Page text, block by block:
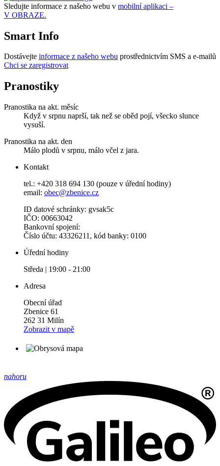
Sledujte informace z našeho webu v mobilní aplikaci –
V OBRAZE.
Smart Info
Dostávejte informace z našeho webu prostřednictvím SMS a e-mailů
Chci se zaregistrovat
Pranostiky
Pranostika na akt. měsíc
Když v srpnu naprší, tak než se oběd pojí, všecko slunce
vysuší.
Pranostika na akt. den
Málo plodů v srpnu, málo včel z jara.
Kontakt
tel.: +420 318 694 130 (pouze v úřední hodiny)
email: obec@zbenice.cz
ID datové schránky: gvsak5c
IČO: 00663042
Bankovní spojení:
Číslo účtu: 43326211, kód banky: 0100
Úřední hodiny
Středa | 19:00 - 21:00
Adresa
Obecní úřad
Zbenice 61
262 31 Milín
Zobrazit v mapě
nahoru